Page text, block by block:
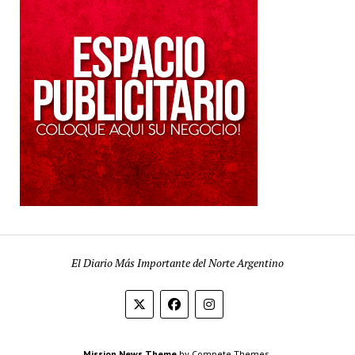
El Diario Más Importante del Norte Argentino